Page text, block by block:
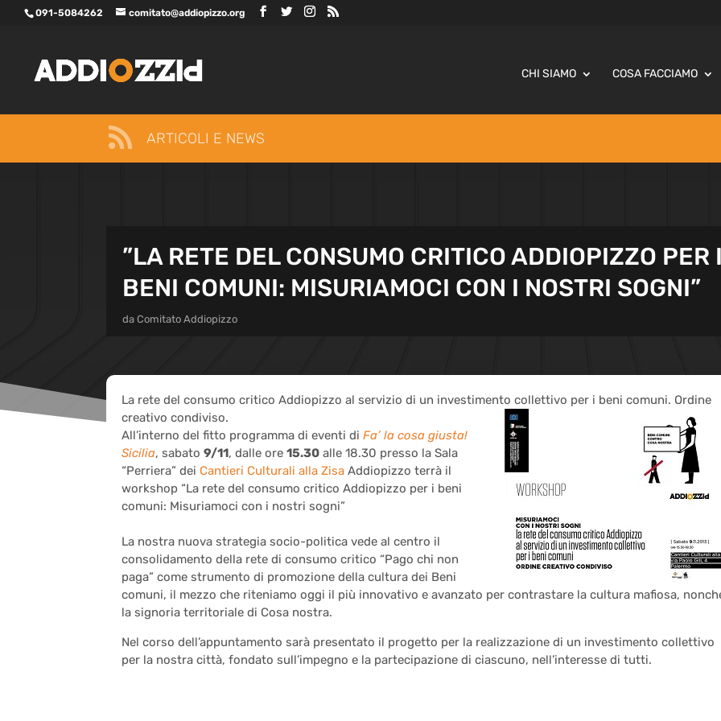
091-5084262 comitato@addiopizzo.org
CHI SIAMO COSA FACCIAMO
 ARTICOLI E NEWS
”LA RETE DEL CONSUMO CRITICO ADDIOPIZZO PER
BENI COMUNI: MISURIAMOCI CON I NOSTRI SOGNI”
da Comitato Addiopizzo
La rete del consumo critico Addiopizzo al servizio di un investimento collettivo per i beni comuni. Ordine
creativo condiviso.
All’interno del fitto programma di eventi di Fa’ la cosa giusta!
Sicilia, sabato 9/11, dalle ore 15.30 alle 18.30 presso la Sala
“Perriera” dei Cantieri Culturali alla Zisa Addiopizzo terrà il
workshop “La rete del consumo critico Addiopizzo per i beni
comuni: Misuriamoci con i nostri sogni”
La nostra nuova strategia socio-politica vede al centro il
consolidamento della rete di consumo critico “Pago chi non
paga” come strumento di promozione della cultura dei Beni
comuni, il mezzo che riteniamo oggi il più innovativo e avanzato per contrastare la cultura mafiosa,
la signoria territoriale di Cosa nostra.
Nel corso dell’appuntamento sarà presentato il progetto per la realizzazione di un investimento collettivo
per la nostra città, fondato sull’impegno e la partecipazione di ciascuno, nell’interesse di tutti.